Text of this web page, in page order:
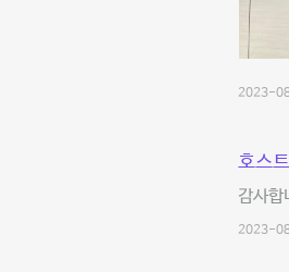
2023-
호스
감사
2023-